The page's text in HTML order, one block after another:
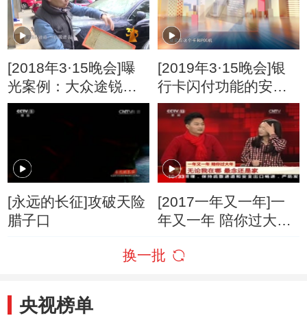
[2018年3·15晚会]曝
光案例：大众途锐发
动机进水
[2019年3·15晚会]银
行卡闪付功能的安全
问题
[永远的长征]攻破天险
腊子口
[2017一年又一年]一
年又一年 陪你过大
还是家
换一批
央视榜单